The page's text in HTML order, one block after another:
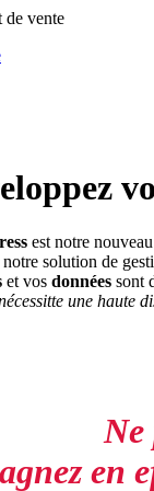
est notre
notre solution de
et vos données sont
une haute
Ne
en